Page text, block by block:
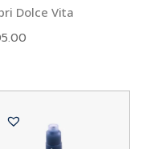
Dolce Vita